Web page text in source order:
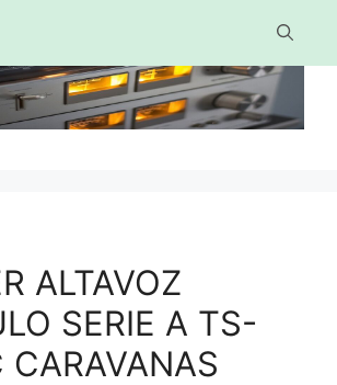
ALTAVOZ
SERIE A TS-
CARAVANAS